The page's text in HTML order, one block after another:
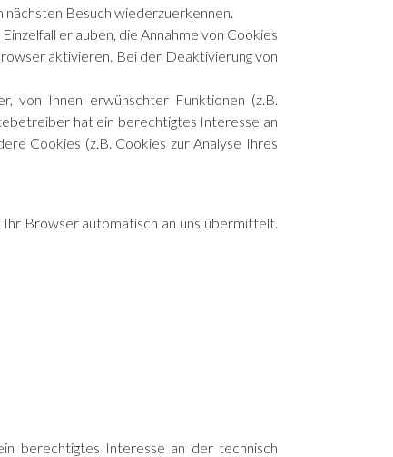
nächsten Besuch wiederzuerkennen.
erlauben, die Annahme von Cookies
aktivieren. Bei der Deaktivierung von
von Ihnen erwünschter Funktionen (z.B.
hat ein berechtigtes Interesse an
Cookies (z.B. Cookies zur Analyse Ihres
Browser automatisch an uns übermittelt.
berechtigtes Interesse an der technisch